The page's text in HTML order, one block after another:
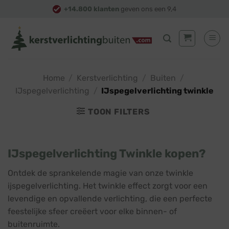
content
+14.800 klanten geven ons een 9,4
Home Kerstverlichting Buiten
IJspegelverlichting
IJspegelverlichting twinkle
TOON FILTERS
IJspegelverlichting Twinkle kopen?
Ontdek de sprankelende magie van onze twinkle
ijspegelverlichting. Het twinkle effect zorgt voor een
levendige en opvallende verlichting, die een perfecte
feestelijke sfeer creëert voor elke binnen- of
buitenruimte.